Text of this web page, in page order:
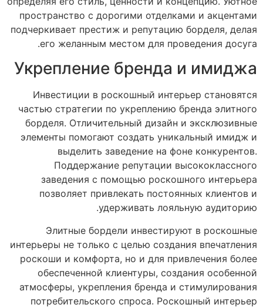
пространство с дорогими отделками и акцентами
подчеркивает престиж и репутацию борделя, делая
его желанным местом для проведения досуга.
Укрепление бренда и имиджа
Инвестиции в роскошный интерьер становятся
частью стратегии по укреплению бренда элитного
борделя. Отличительный дизайн и эксклюзивные
элементы помогают создать уникальный имидж и
выделить заведение на фоне конкурентов.
Поддержание репутации высококлассного
заведения с помощью роскошного интерьера
позволяет привлекать постоянных клиентов и
удерживать лояльную аудиторию.
Элитные бордели инвестируют в роскошные
интерьеры не только с целью создания впечатления
роскоши и комфорта, но и для привлечения более
обеспеченной клиентуры, создания особенной
атмосферы, укрепления бренда и стимулирования
потребительского спроса. Роскошный интерьер